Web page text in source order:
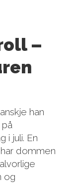
–
han
i juli. En
dommen
og